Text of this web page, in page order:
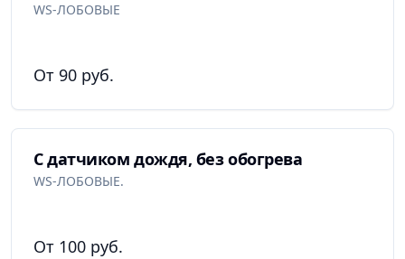
WS-ЛОБОВЫЕ
От 90 руб.
С датчиком дождя, без обогрева
WS-ЛОБОВЫЕ.
От 100 руб.